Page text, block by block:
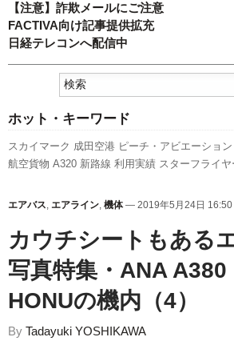
【注意】詐欺メールにご注意
FACTIVA向け記事提供拡充
日経テレコンへ配信中
ホット・キーワード
スカイマーク 成田空港 ピーチ・アビエーション
航空貨物 A320 新路線 利用実績 スターフライヤ
室乗務員
先週の注目記事 セントレア 福岡空港
ナウイルス
エアバス, エアライン, 機体— 2019年5月24日 16:50
カウチシートもある
写真特集・ANA A380
HONUの機内（4）
By Tadayuki YOSHIKAWA